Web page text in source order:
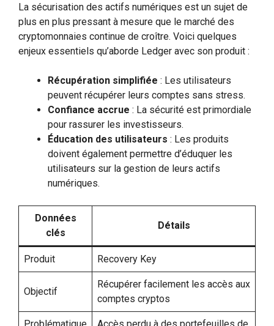
La sécurisation des actifs numériques est un sujet de
plus en plus pressant à mesure que le marché des
cryptomonnaies continue de croître. Voici quelques
enjeux essentiels qu’aborde Ledger avec son produit :
Récupération simplifiée : Les utilisateurs
peuvent récupérer leurs comptes sans stress.
Confiance accrue : La sécurité est primordiale
pour rassurer les investisseurs.
Éducation des utilisateurs : Les produits
doivent également permettre d’éduquer les
utilisateurs sur la gestion de leurs actifs
numériques.
Données
clés
Détails
Produit Recovery Key
Objectif
Récupérer facilement les accès aux
comptes cryptos
Problématique Accès perdu à des portefeuilles de